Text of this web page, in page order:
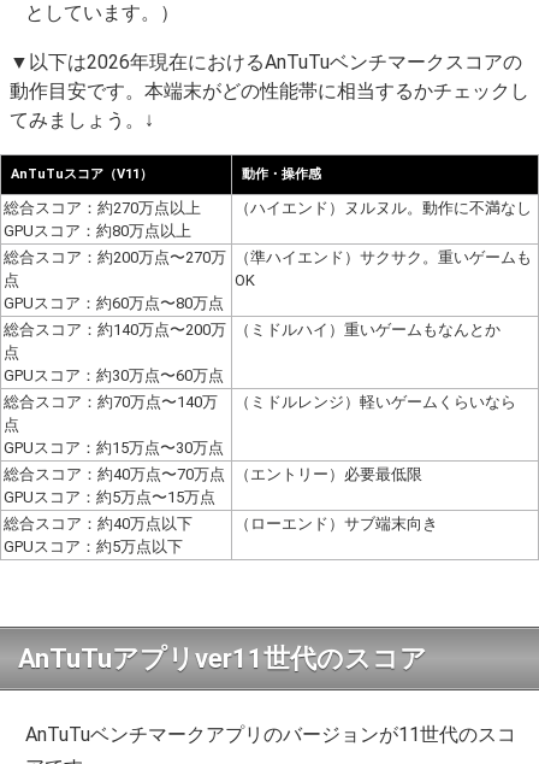
としています。）
▼以下は2026年現在におけるAnTuTuベンチマークスコアの
動作目安です。本端末がどの性能帯に相当するかチェックし
てみましょう。↓
AnTuTuスコア（V11） 動作・操作感
総合スコア：約270万点以上
GPUスコア：約80万点以上
（ハイエンド）ヌルヌル。動作に不満なし
総合スコア：約200万点〜270万
点
GPUスコア：約60万点〜80万点
（準ハイエンド）サクサク。重いゲームも
OK
総合スコア：約140万点〜200万
点
GPUスコア：約30万点〜60万点
（ミドルハイ）重いゲームもなんとか
総合スコア：約70万点〜140万
点
GPUスコア：約15万点〜30万点
（ミドルレンジ）軽いゲームくらいなら
総合スコア：約40万点〜70万点
GPUスコア：約5万点〜15万点
（エントリー）必要最低限
総合スコア：約40万点以下
GPUスコア：約5万点以下
（ローエンド）サブ端末向き
AnTuTuアプリver11世代のスコア
AnTuTuベンチマークアプリのバージョンが11世代のスコ